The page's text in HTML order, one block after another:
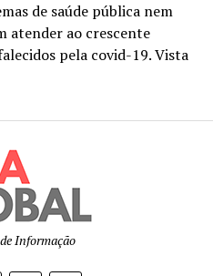
de saúde pública nem
atender ao crescente
pela covid-19. Vista
Informação